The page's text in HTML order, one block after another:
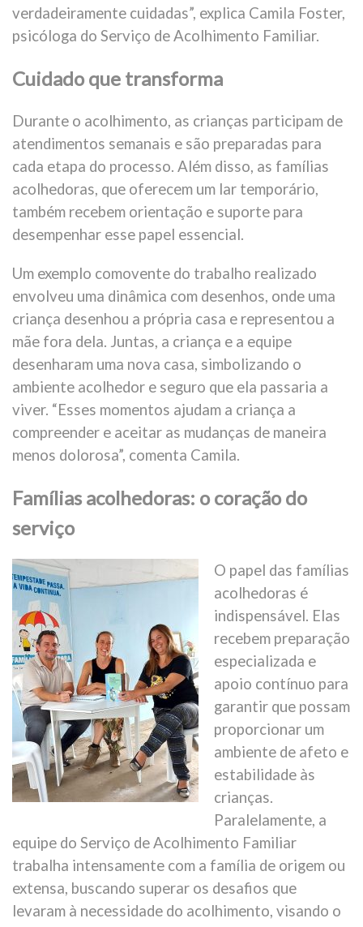
verdadeiramente cuidadas”, explica Camila Foster,
psicóloga do Serviço de Acolhimento Familiar.
Cuidado que transforma
Durante o acolhimento, as crianças participam de
atendimentos semanais e são preparadas para
cada etapa do processo. Além disso, as famílias
acolhedoras, que oferecem um lar temporário,
também recebem orientação e suporte para
desempenhar esse papel essencial.
Um exemplo comovente do trabalho realizado
envolveu uma dinâmica com desenhos, onde uma
criança desenhou a própria casa e representou a
mãe fora dela. Juntas, a criança e a equipe
desenharam uma nova casa, simbolizando o
ambiente acolhedor e seguro que ela passaria a
viver. “Esses momentos ajudam a criança a
compreender e aceitar as mudanças de maneira
menos dolorosa”, comenta Camila.
Famílias acolhedoras: o coração do
serviço
O papel das famílias
acolhedoras é
indispensável. Elas
recebem preparação
especializada e
apoio contínuo para
garantir que possam
proporcionar um
ambiente de afeto e
estabilidade às
crianças.
Paralelamente, a
equipe do Serviço de Acolhimento Familiar
trabalha intensamente com a família de origem ou
extensa, buscando superar os desafios que
levaram à necessidade do acolhimento, visando o